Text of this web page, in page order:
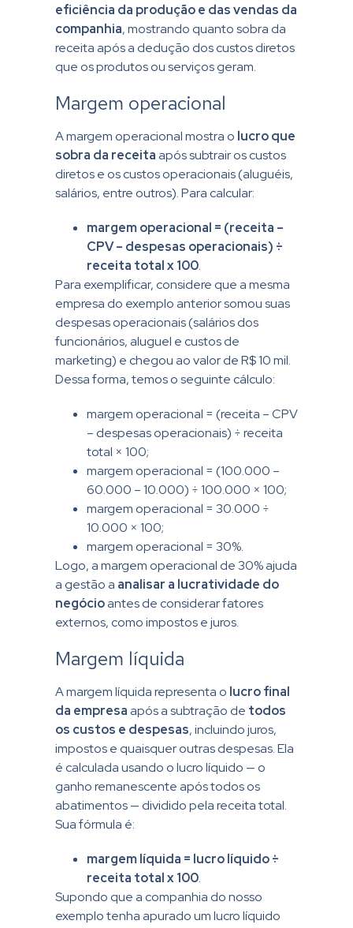
eficiência da produção e das vendas da
companhia, mostrando quanto sobra da
receitaapós a dedução dos custos diretos
que os produtos ou serviços geram.
Margem operacional
A margem operacional mostra o lucro que
sobra da receitaapós subtrair os custos
diretos e os custos operacionais (aluguéis,
salários, entre outros). Para calcular:
margem operacional = (receita –
CPV – despesas operacionais) ÷
receita total x 100.
Para exemplificar, considere que a mesma
empresa do exemplo anterior somou suas
despesas operacionais (salários dos
funcionários, aluguel e custos de
marketing) e chegou ao valor de R$ 10 mil.
Dessa forma, temos o seguinte cálculo:
margem operacional = (receita – CPV
– despesas operacionais) ÷ receita
total × 100;
margem operacional = (100.000 –
60.000 – 10.000) ÷ 100.000 × 100;
margem operacional = 30.000 ÷
10.000 × 100;
margem operacional = 30%.
Logo, a margem operacional de 30% ajuda
a gestão a analisar a lucratividade do
negócioantes de considerar fatores
externos, como impostos e juros.
Margem líquida
A margem líquida representa o lucro final
da empresaapós a subtração de todos
os custos e despesas, incluindo juros,
impostos e quaisquer outras despesas. Ela
é calculada usando o lucro líquido — o
ganho remanescente após todos os
abatimentos — dividido pela receita total.
Sua fórmula é:
margem líquida = lucro líquido ÷
receita total x 100.
Supondo que a companhia do nosso
exemplo tenha apurado um lucro líquido